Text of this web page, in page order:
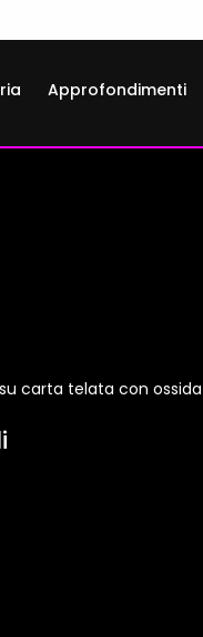
Approfondimenti
carta telata con